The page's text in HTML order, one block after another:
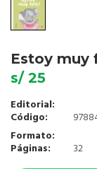
Estoy muy
s/ 25
Editorial:
Código:
Formato:
Páginas: 32